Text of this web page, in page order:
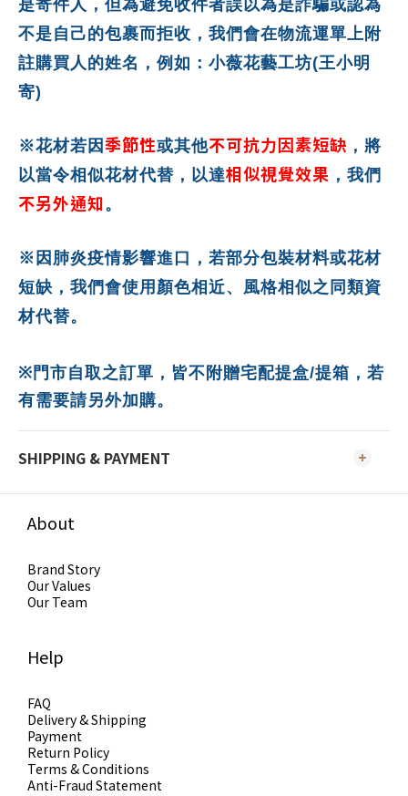
是寄件人，但為避免收件者誤以為是詐騙或認為
不是自己的包裹而拒收，我們會在物流運單上附
註購買人的姓名，例如：小薇花藝工坊(王小明
寄)
※花材若因 季節性或其他不可抗力因素短缺 ，將
以當令相似花材代替，以達相似視覺效果 ，我們
不另外通知 。
※因肺炎疫情影響進口，若部分包裝材料或花材
短缺，我們會使用顏色相近、風格相似之同類資
材代替。
※ 門市自取之訂單，皆不附贈宅配提盒/提箱，若
有需要請另外加購。
SHIPPING & PAYMENT
About
Brand Story
Our Values
Our Team
Help
FAQ
Delivery & Shipping
Payment
Return Policy
Terms & Conditions
Anti-Fraud Statement